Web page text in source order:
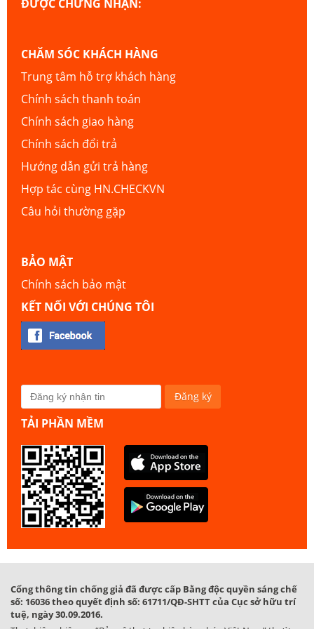
ĐƯỢC CHỨNG NHẬN:
CHĂM SÓC KHÁCH HÀNG
Trung tâm hỗ trợ khách hàng
Chính sách thanh toán
Chính sách giao hàng
Chính sách đổi trả
Hướng dẫn gửi trả hàng
Hợp tác cùng HN.CHECKVN
Câu hỏi thường gặp
BẢO MẬT
Chính sách bảo mật
KẾT NỐI VỚI CHÚNG TÔI
TẢI PHẦN MỀM
Cổng thông tin chống giả đã được cấp Bằng độc quyền sáng chế
số: 16036 theo quyết định số: 61711/QĐ-SHTT của Cục sở hữu trí
tuệ, ngày 30.09.2016.